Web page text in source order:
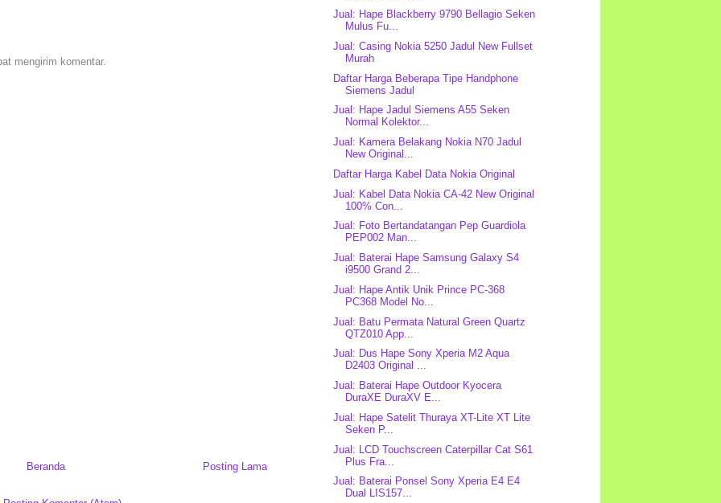
mengirim komentar.
Posting Lama
Beranda
Jual: Hape Blackberry 9790 Bellagio Seken
Mulus Fu...
Jual: Casing Nokia 5250 Jadul New Fullset
Murah
Daftar Harga Beberapa Tipe Handphone
Siemens Jadul
Jual: Hape Jadul Siemens A55 Seken
Normal Kolektor...
Jual: Kamera Belakang Nokia N70 Jadul
New Original...
Daftar Harga Kabel Data Nokia Original
Jual: Kabel Data Nokia CA-42 New Original
100% Con...
Jual: Foto Bertandatangan Pep Guardiola
PEP002 Man...
Jual: Baterai Hape Samsung Galaxy S4
i9500 Grand 2...
Jual: Hape Antik Unik Prince PC-368
PC368 Model No...
Jual: Batu Permata Natural Green Quartz
QTZ010 App...
Jual: Dus Hape Sony Xperia M2 Aqua
D2403 Original ...
Jual: Baterai Hape Outdoor Kyocera
DuraXE DuraXV E...
Jual: Hape Satelit Thuraya XT-Lite XT Lite
Seken P...
Jual: LCD Touchscreen Caterpillar Cat S61
Plus Fra...
Jual: Baterai Ponsel Sony Xperia E4 E4
Dual LIS157...